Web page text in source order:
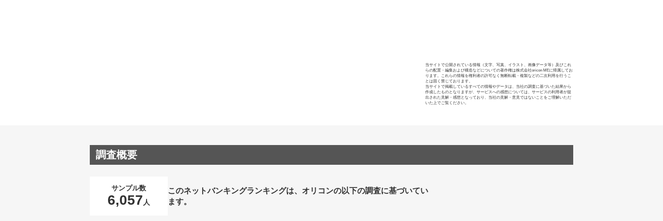
当サイトで公開されている情報（文字、写真、イラスト、画像データ等）及びこれ
らの配置・編集および構造などについての著作権は株式会社oricon MEに帰属してお
ります。これらの情報を権利者の許可なく無断転載・複製などの二次利用を行うこ
とは固く禁じております。
当サイトで掲載しているすべての情報やデータは、当社の調査に基づいた結果から
作成したものとなりますが、サービスへの感想については、サービスの利用者が提
出された見解・感想となっており、当社の見解・意見ではないことをご理解いただ
いた上でご覧ください。
調査概要
サンプル数
6,057 人
このネットバンキングランキングは、オリコンの以下の調査に基づいてい
ます。